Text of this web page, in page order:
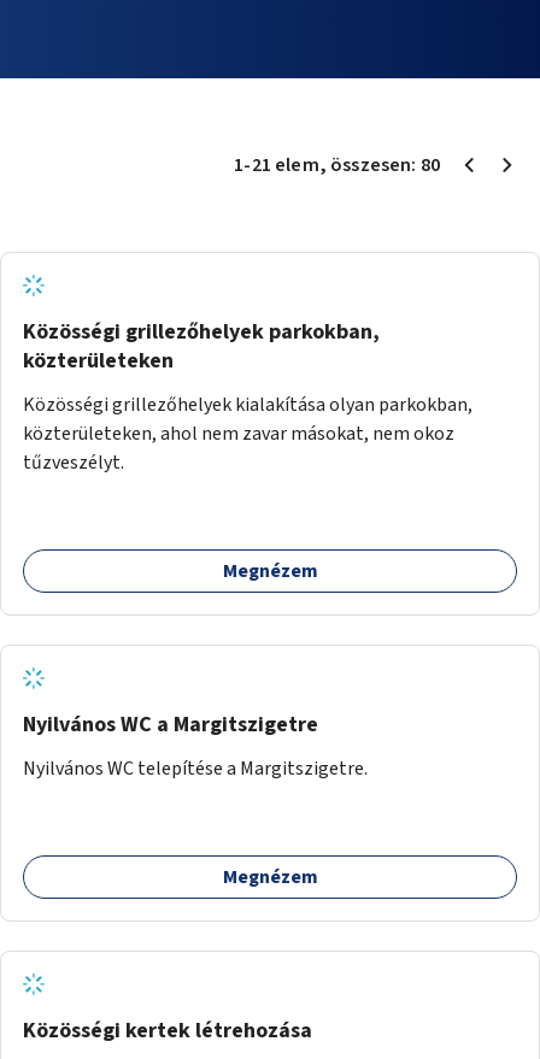
1-21 elem, összesen: 80
Közösségi grillezőhelyek parkokban,
közterületeken
Közösségi grillezőhelyek kialakítása olyan parkokban,
közterületeken, ahol nem zavar másokat, nem okoz
tűzveszélyt.
Megnézem
Nyilvános WC a Margitszigetre
Nyilvános WC telepítése a Margitszigetre.
Megnézem
Közösségi kertek létrehozása